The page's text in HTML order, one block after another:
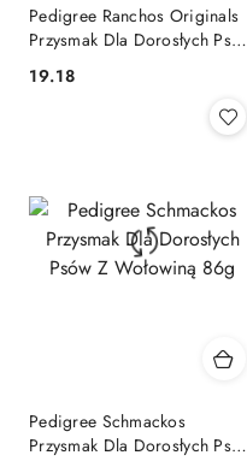
Pedigree Ranchos Originals
Przysmak Dla Dorosłych Psów
Cena:
19.18
Pedigree Schmackos
Przysmak Dla Dorosłych Psów